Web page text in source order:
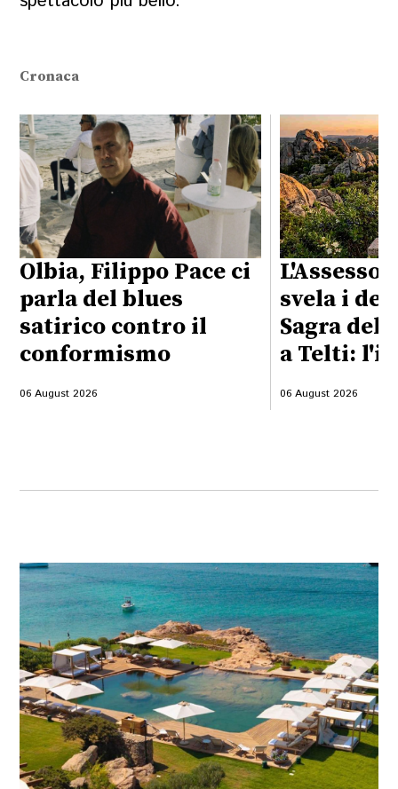
Cronaca
Olbia, Filippo Pace ci
parla del blues
satirico contro il
conformismo
06 August 2026
svela i
Sagra del
a Telti:
06 August 2026